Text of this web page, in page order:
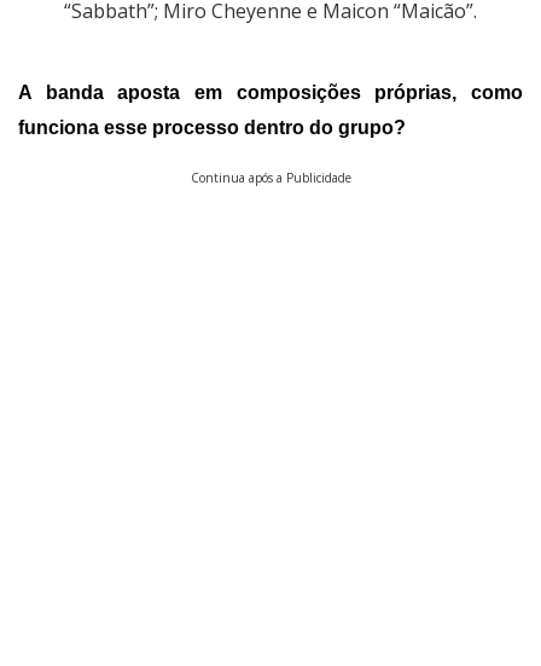
“Sabbath”; Miro Cheyenne e Maicon “Maicão”.
A banda aposta em composições próprias, como
funciona esse processo dentro do grupo?
Continua após a Publicidade